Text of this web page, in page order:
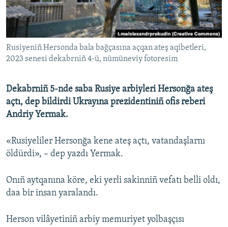
Русский
Українською
QOŞULIÑIZ!
RFE/RS bütün saytları
Rusiyeniñ Hersonda bala bağçasına açqan ateş aqibetleri,
2023 senesi dekabrniñ 4-ü, nümüneviy fotoresim
Dekabrniñ 5-nde saba Rusiye arbiyleri Hersonğa ateş
açtı, dep bildirdi Ukrayına prezidentiniñ ofis reberi
Andriy Yermak.
«Rusiyeliler Hersonğa kene ateş açtı, vatandaşlarnı
öldürdi», – dep yazdı Yermak.
Onıñ aytqanına köre, eki yerli sakinniñ vefatı belli oldı,
daa bir insan yaralandı.
Herson vilâyetiniñ arbiy memuriyet yolbaşçısı